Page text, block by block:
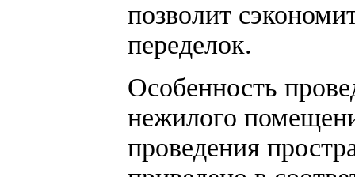
позволит
переделок.
Особенность
нежилого
проведения